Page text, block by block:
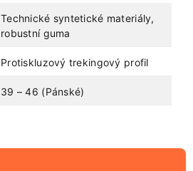
Technické syntetické materiály,
robustní guma
Protiskluzový trekingový profil
39 – 46 (Pánské)